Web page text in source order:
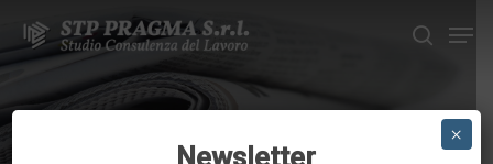
main
content
search
Newsletter
×